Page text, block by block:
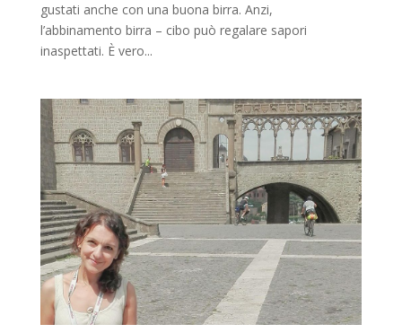
gustati anche con una buona birra. Anzi,
l’abbinamento birra – cibo può regalare sapori
inaspettati. È vero...